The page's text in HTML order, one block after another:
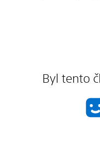
Byl tento